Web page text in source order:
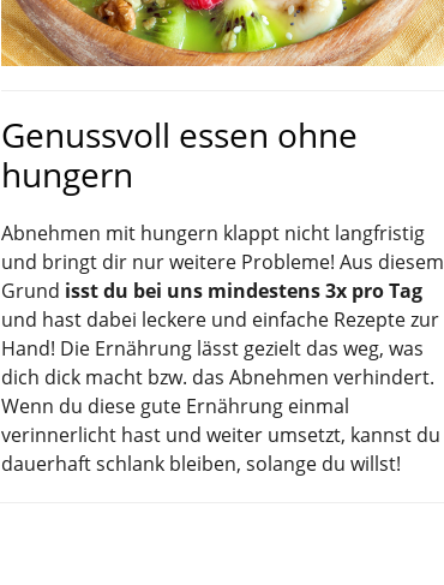
Genussvoll essen ohne
hungern
Abnehmen mit hungern klappt nicht langfristig
und bringt dir nur weitere Probleme! Aus diesem
Grund isst du bei uns mindestens 3x pro Tag
und hast dabei leckere und einfache Rezepte zur
Hand! Die Ernährung lässt gezielt das weg, was
dich dick macht bzw. das Abnehmen verhindert.
Wenn du diese gute Ernährung einmal
verinnerlicht hast und weiter umsetzt, kannst du
dauerhaft schlank bleiben, solange du willst!